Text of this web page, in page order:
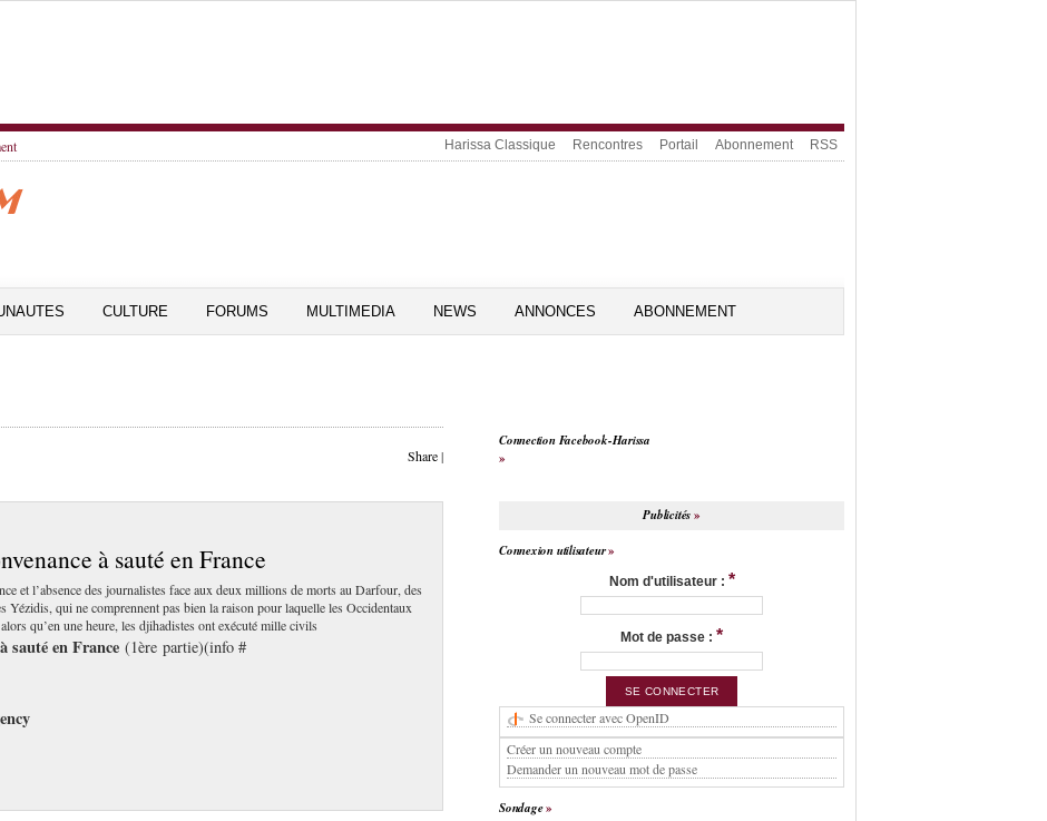
Harissa Classique Rencontres Portail Abonnement RSS
CULTURE FORUMS MULTIMEDIA NEWS ANNONCES ABONNEMENT
Share|
à sauté en France
et l’absence des journalistes face aux deux millions de morts au Darfour, des
Yézidis, qui ne comprennent pas bien la raison pour laquelle les Occidentaux
qu’en une heure, les djihadistes ont exécuté mille civils
sauté en France (1ère partie)(info #
Connection Facebook-Harissa
Publicités
Connexion utilisateur
Nom d'utilisateur : *
Mot de passe : *
Se connecter avec OpenID
Créer un nouveau compte
Demander un nouveau mot de passe
Sondage